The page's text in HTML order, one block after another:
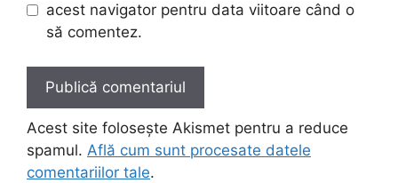
acest navigator pentru data viitoare când o
să comentez.
Acest site folosește Akismet pentru a reduce
spamul. Află cum sunt procesate datele
comentariilor tale.